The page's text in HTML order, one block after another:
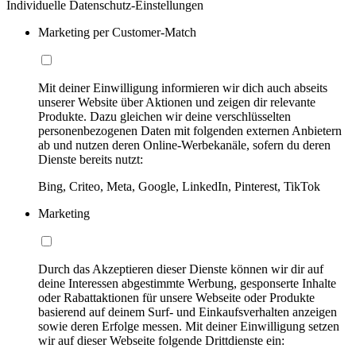
Individuelle Datenschutz-Einstellungen
Marketing per Customer-Match
Mit deiner Einwilligung informieren wir dich auch abseits
unserer Website über Aktionen und zeigen dir relevante
Produkte. Dazu gleichen wir deine verschlüsselten
personenbezogenen Daten mit folgenden externen Anbietern
ab und nutzen deren Online-Werbekanäle, sofern du deren
Dienste bereits nutzt:
Bing, Criteo, Meta, Google, LinkedIn, Pinterest, TikTok
Marketing
Durch das Akzeptieren dieser Dienste können wir dir auf
deine Interessen abgestimmte Werbung, gesponserte Inhalte
oder Rabattaktionen für unsere Webseite oder Produkte
basierend auf deinem Surf- und Einkaufsverhalten anzeigen
sowie deren Erfolge messen. Mit deiner Einwilligung setzen
wir auf dieser Webseite folgende Drittdienste ein: